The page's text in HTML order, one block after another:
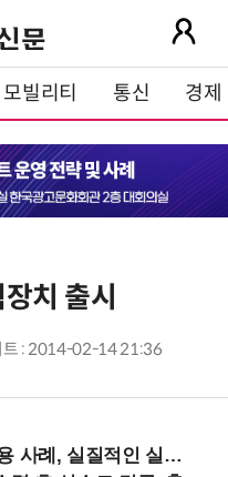
모빌리티 통신 경제
치 출시
트 : 2014-02-14 21:36
행 전략을 공유 (9/18 양재역)